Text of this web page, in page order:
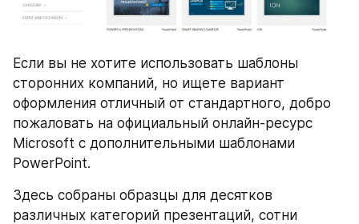
Если вы не хотите использовать шаблоны
сторонних компаний, но ищете вариант
оформления отличный от стандартного, добро
пожаловать на официальный онлайн-ресурс
Microsoft с дополнительными шаблонами
PowerPoint.
Здесь собраны образцы для десятков
различных категорий презентаций, сотни